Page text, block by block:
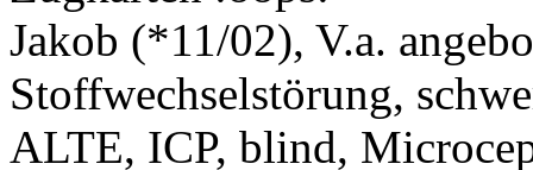
Jakob (*11/02), V.a.
Stoffwechselstörung,
ALTE, ICP, blind,